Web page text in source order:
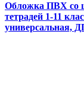
Обложка ПВХ со
тетрадей 1-11
универсальная,